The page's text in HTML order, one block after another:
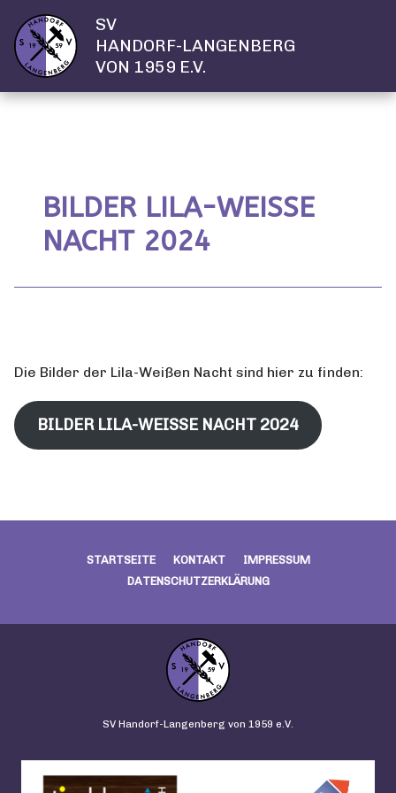
SV
HANDORF-LANGENBERG
VON 1959 E.V.
BILDER LILA-WEISSE N
ACHT 2024
Die Bilder der Lila-Weißen Nacht sind hier zu finden:
BILDER LILA-WEISSE NACHT 2024
STARTSEITE KONTAKT
IMPRESSUM
DATENSCHUTZERKLÄRUNG
SV Handorf-Langenberg von 1959 e.V.